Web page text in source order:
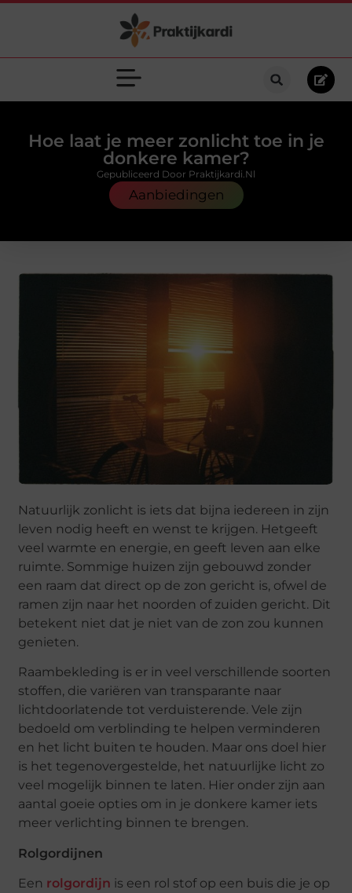
Hoe laat je meer zonlicht toe in je
donkere kamer?
Aanbiedingen
Gepubliceerd Door Praktijkardi.nl
Natuurlijk zonlicht is iets dat bijna iedereen in zijn
leven nodig heeft en wenst te krijgen. Hetgeeft
veel warmte en energie, en geeft leven aan elke
ruimte. Sommige huizen zijn gebouwd zonder
een raam dat direct op de zon gericht is, ofwel de
ramen zijn naar het noorden of zuiden gericht. Dit
betekent niet dat je niet van de zon zou kunnen
genieten.
Raambekleding is er in veel verschillende soorten
stoffen, die variëren van transparante naar
lichtdoorlatende tot verduisterende. Vele zijn
bedoeld om verblinding te helpen verminderen
en het licht buiten te houden. Maar ons doel hier
is het tegenovergestelde, het natuurlijke licht zo
veel mogelijk binnen te laten. Hier onder zijn aan
aantal goeie opties om in je donkere kamer iets
meer verlichting binnen te brengen.
Rolgordijnen
Een rolgordijn is een rol stof op een buis die je op